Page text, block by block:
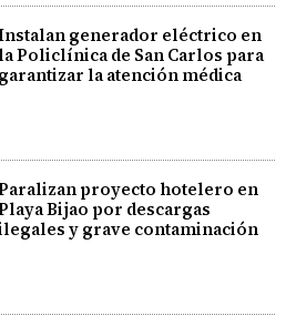
generador eléctrico en
la Policlínica de San Carlos para
garantizar la atención médica
proyecto hotelero en
Bijao por descargas
y grave contaminación